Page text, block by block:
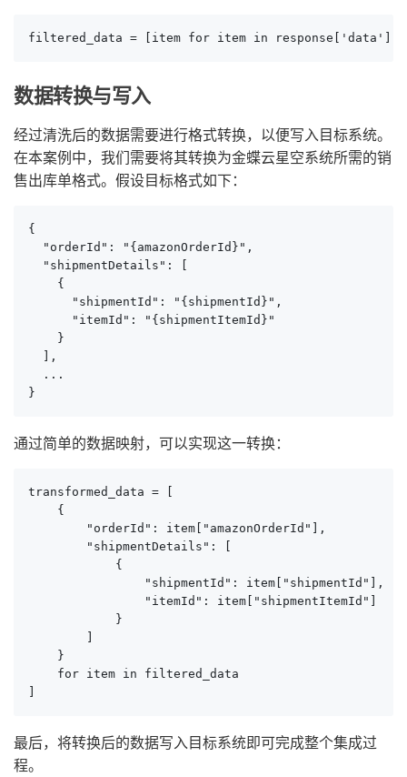
filtered_data = [item for item in response['data']
数据转换与写入
经过清洗后的数据需要进行格式转换，以便写入目标系统。
在本案例中，我们需要将其转换为金蝶云星空系统所需的销
售出库单格式。假设目标格式如下：
{
  "orderId": "{amazonOrderId}",
  "shipmentDetails": [
    {
      "shipmentId": "{shipmentId}",
      "itemId": "{shipmentItemId}"
    }
  ],
  ...
}
通过简单的数据映射，可以实现这一转换：
transformed_data = [
    {
        "orderId": item["amazonOrderId"],
        "shipmentDetails": [
            {
                "shipmentId": item["shipmentId"],
                "itemId": item["shipmentItemId"]
            }
    }
    for item in filtered_data
最后，将转换后的数据写入目标系统即可完成整个集成过
程。